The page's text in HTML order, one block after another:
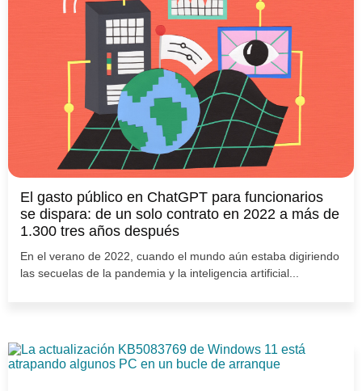
El gasto público en ChatGPT para funcionarios
se dispara: de un solo contrato en 2022 a más de
1.300 tres años después
En el verano de 2022, cuando el mundo aún estaba digiriendo
las secuelas de la pandemia y la inteligencia artificial...